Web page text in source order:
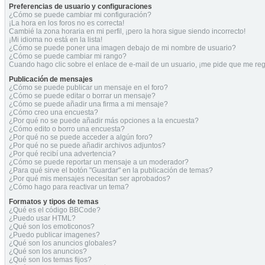
Preferencias de usuario y configuraciones
¿Cómo se puede cambiar mi configuración?
¡La hora en los foros no es correcta!
Cambié la zona horaria en mi perfil, ¡pero la hora sigue siendo incorrecto!
¡Mi idioma no está en la lista!
¿Cómo se puede poner una imagen debajo de mi nombre de usuario?
¿Cómo se puede cambiar mi rango?
Cuando hago clic sobre el enlace de e-mail de un usuario, ¡me pide que me
Publicación de mensajes
¿Cómo se puede publicar un mensaje en el foro?
¿Cómo se puede editar o borrar un mensaje?
¿Cómo se puede añadir una firma a mi mensaje?
¿Cómo creo una encuesta?
¿Por qué no se puede añadir más opciones a la encuesta?
¿Cómo edito o borro una encuesta?
¿Por qué no se puede acceder a algún foro?
¿Por qué no se puede añadir archivos adjuntos?
¿Por qué recibí una advertencia?
¿Cómo se puede reportar un mensaje a un moderador?
¿Para qué sirve el botón "Guardar" en la publicación de temas?
¿Por qué mis mensajes necesitan ser aprobados?
¿Cómo hago para reactivar un tema?
Formatos y tipos de temas
¿Qué es el código BBCode?
¿Puedo usar HTML?
¿Qué son los emoticonos?
¿Puedo publicar imagenes?
¿Qué son los anuncios globales?
¿Qué son los anuncios?
¿Qué son los temas fijos?